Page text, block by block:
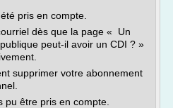
pris en compte.
dès que la page « Un
peut-il avoir un CDI ? »
supprimer votre abonnement
pu être pris en compte.